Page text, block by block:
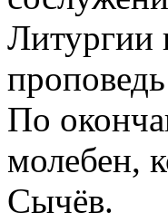
Литургии
По
молебен,
Сычёв.